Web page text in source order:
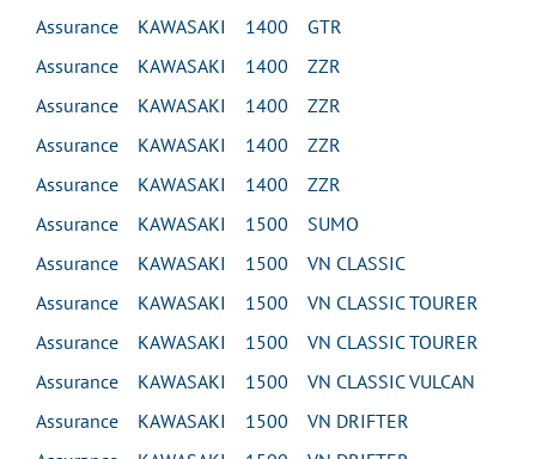
Assurance KAWASAKI 1400 GTR
Assurance KAWASAKI 1400 ZZR
Assurance KAWASAKI 1400 ZZR
Assurance KAWASAKI 1400 ZZR
Assurance KAWASAKI 1400 ZZR
Assurance KAWASAKI 1500 SUMO
Assurance KAWASAKI 1500 VN CLASSIC
Assurance KAWASAKI 1500 VN CLASSIC TOURER
Assurance KAWASAKI 1500 VN CLASSIC TOURER
Assurance KAWASAKI 1500 VN CLASSIC VULCAN
Assurance KAWASAKI 1500 VN DRIFTER